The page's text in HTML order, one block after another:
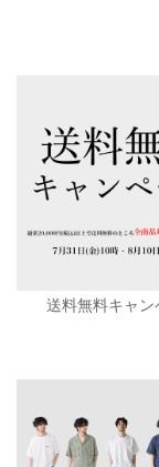
送料無料キャン